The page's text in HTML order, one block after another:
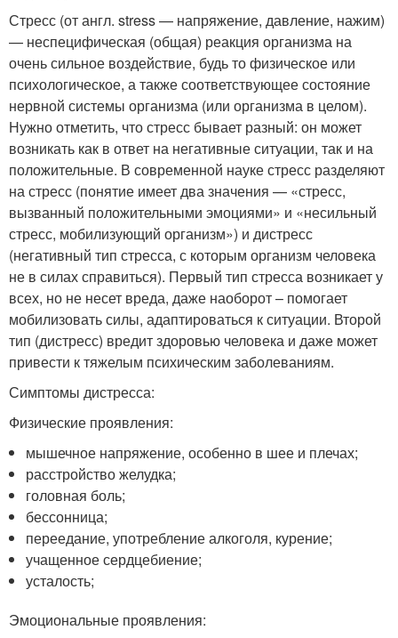
Стресс (от англ. stress — напряжение, давление, нажим)
— неспецифическая (общая) реакция организма на
очень сильное воздействие, будь то физическое или
психологическое, а также соответствующее состояние
нервной системы организма (или организма в целом).
Нужно отметить, что стресс бывает разный: он может
возникать как в ответ на негативные ситуации, так и на
положительные. В современной науке стресс разделяют
на стресс (понятие имеет два значения — «стресс,
вызванный положительными эмоциями» и «несильный
стресс, мобилизующий организм») и дистресс
(негативный тип стресса, с которым организм человека
не в силах справиться). Первый тип стресса возникает у
всех, но не несет вреда, даже наоборот – помогает
мобилизовать силы, адаптироваться к ситуации. Второй
тип (дистресс) вредит здоровью человека и даже может
привести к тяжелым психическим заболеваниям.
Симптомы дистресса:
Физические проявления:
мышечное напряжение, особенно в шее и плечах;
расстройство желудка;
головная боль;
бессонница;
переедание, употребление алкоголя, курение;
учащенное сердцебиение;
усталость;
Эмоциональные проявления: